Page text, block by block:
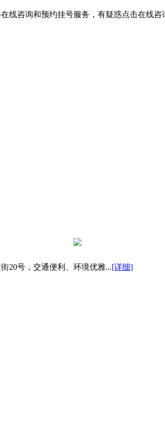
线咨询和预约挂号服务，有疑惑点击在线咨
20号，交通便利、环境优雅...[详细]